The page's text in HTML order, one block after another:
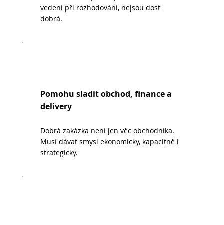
vedení při rozhodování, nejsou dost
dobrá.
Pomohu sladit obchod, finance a
delivery
Dobrá zakázka není jen věc obchodníka.
Musí dávat smysl ekonomicky, kapacitně i
strategicky.